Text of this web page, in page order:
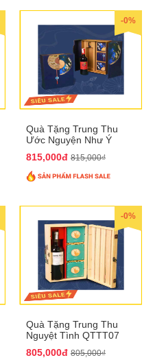
-0%
Quà Tặng Trung Thu
Ước Nguyện Như Ý
815,000đ 815,000₫
-0%
Quà Tặng Trung Thu
Nguyệt Tình QTTT07
805,000đ 805,000₫